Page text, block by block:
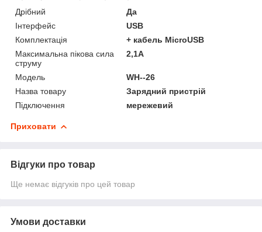
Дрібний
Да
Інтерфейс
USB
Комплектація
+ кабель MicroUSB
Максимальна пікова сила
струму
2,1А
Мoдель
WH--26
Назва товару
Зарядний пристрій
Підключення
мережевий
Приховати
Відгуки про товар
Ще немає відгуків про цей товар
Умови доставки